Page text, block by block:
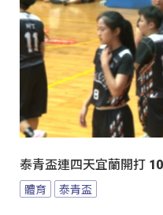
泰青盃連四天宜蘭開打
體育 泰青盃